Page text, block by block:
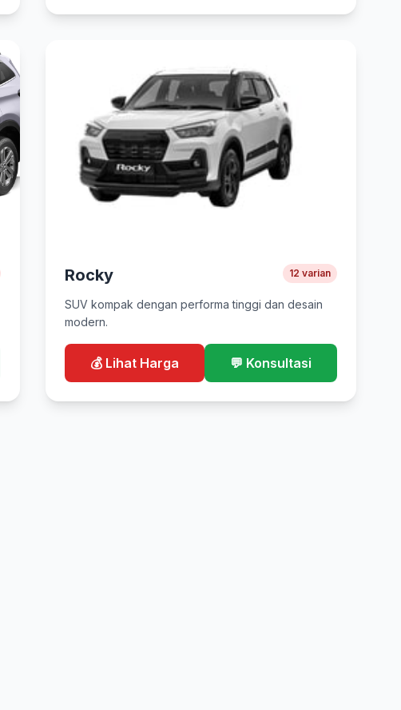
Rocky 12 varian
SUV kompak dengan performa tinggi dan desain
modern.
💰 Lihat Harga 💬 Konsultasi